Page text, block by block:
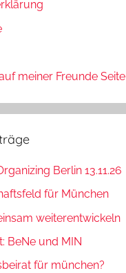
meiner Freunde Seite
Berlin 13.11.26
für München
weiterentwickeln
BeNe und MIN
für münchen?